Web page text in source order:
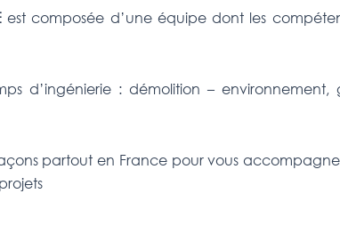
est composée d’une équipe dont les
d’ingénierie : démolition –
partout en France pour vous